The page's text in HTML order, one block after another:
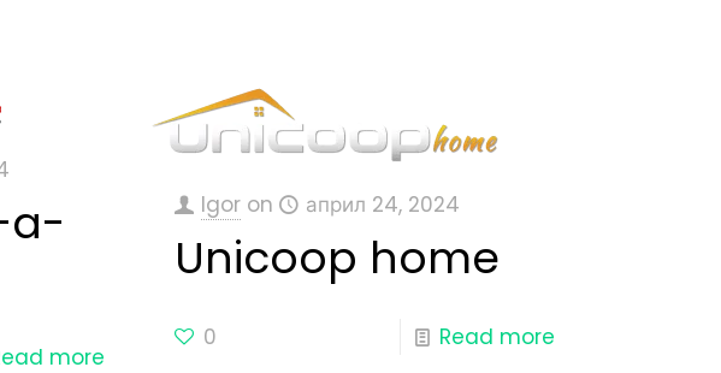
a-
more
Igor on април 24, 2024
Unicoop home
0 Read more